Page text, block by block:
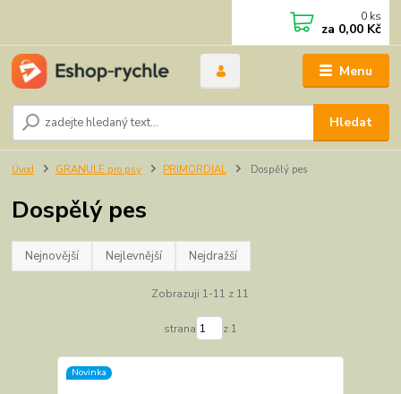
Menu
Hledat
0 ks
za 0,00 Kč
Úvod GRANULE pro psy PRIMORDIAL Dospělý pes
Dospělý pes
Nejnovější Nejlevnější Nejdražší
Zobrazuji 1-11 z 11
strana z 1
Novinka